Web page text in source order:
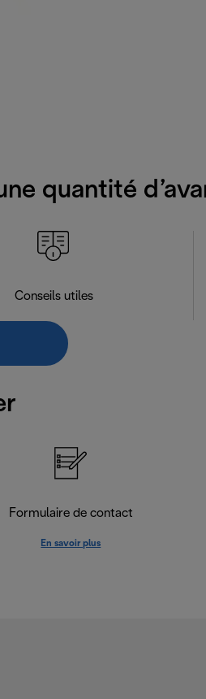
quantité
Conseils utiles
Formulaire de contact
En savoir plus